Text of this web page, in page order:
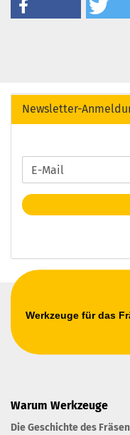
Newsletter-
WEITER
ZUR
NEWSLETTER-
ANMELDUNG
E-
Mail
Werkzeuge für das
Warum Werkzeuge
Die Geschichte des